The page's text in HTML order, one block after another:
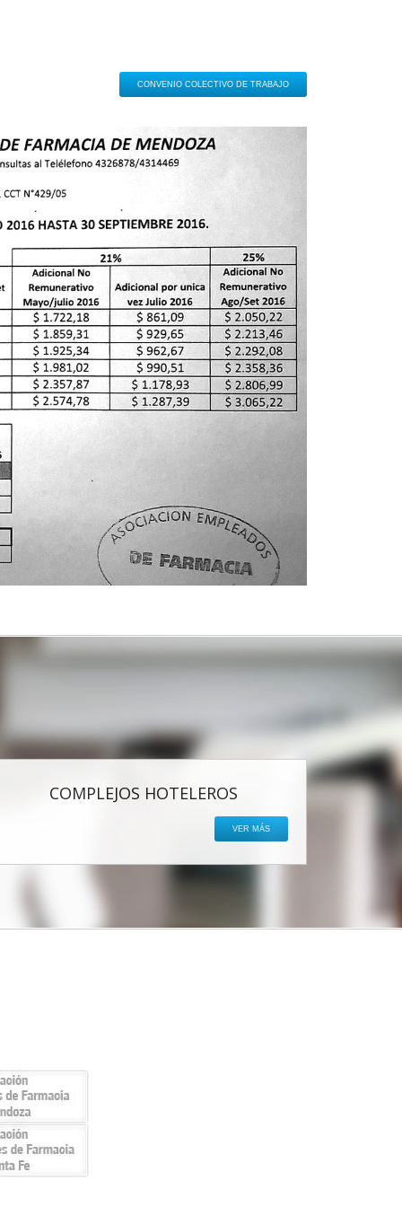
CONVENIO COLECTIVO DE TRABAJO
COMPLEJOS HOTELEROS
VER MÁS